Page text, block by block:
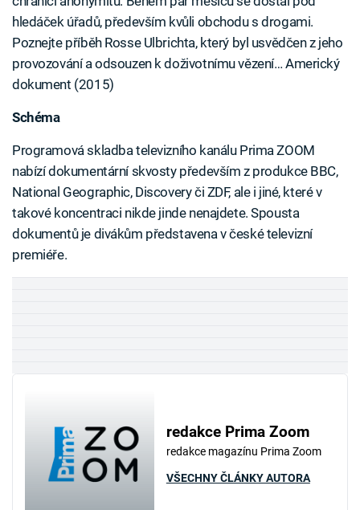
hledáček úřadů, především kvůli obchodu s drogami.
Poznejte příběh Rosse Ulbrichta, který byl usvědčen z jeho
provozování a odsouzen k doživotnímu vězení… Americký
dokument (2015)
Schéma
Programová skladba televizního kanálu Prima ZOOM
nabízí dokumentární skvosty především z produkce BBC,
National Geographic, Discovery či ZDF, ale i jiné, které v
takové koncentraci nikde jinde nenajdete. Spousta
dokumentů je divákům představena v české televizní
premiéře.
redakce Prima Zoom
redakce magazínu Prima Zoom
VŠECHNY ČLÁNKY AUTORA